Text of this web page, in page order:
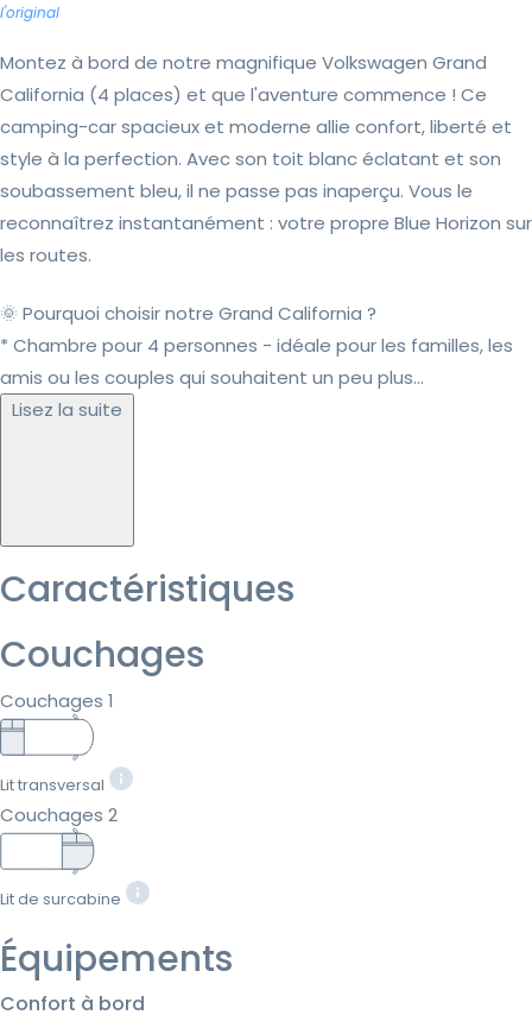
l'original
Montez à bord de notre magnifique Volkswagen Grand
California (4 places) et que l'aventure commence ! Ce
camping-car spacieux et moderne allie confort, liberté et
style à la perfection. Avec son toit blanc éclatant et son
soubassement bleu, il ne passe pas inaperçu. Vous le
reconnaîtrez instantanément : votre propre Blue Horizon sur
les routes.
🌞 Pourquoi choisir notre Grand California ?
* Chambre pour 4 personnes - idéale pour les familles, les
amis ou les couples qui souhaitent un peu plus...
Lisez la suite
Caractéristiques
Couchages
Couchages 1
Lit transversal
Couchages 2
Lit de surcabine
Équipements
Confort à bord